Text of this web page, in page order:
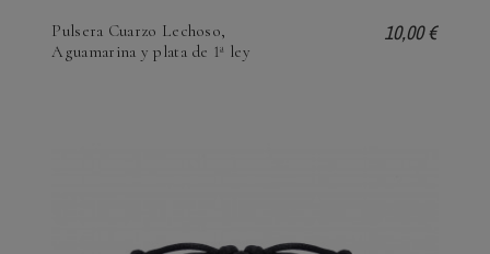
Pulsera Cuarzo Lechoso,
Aguamarina y plata de 1ª ley
10,00 €